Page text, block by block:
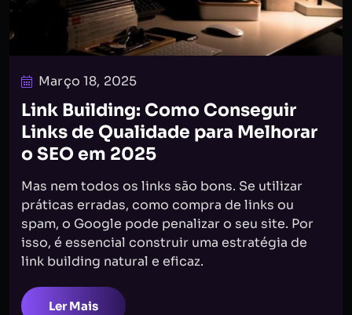
Março 18, 2025
Link Building: Como Conseguir
Links de Qualidade para Melhorar
o SEO em 2025
Mas nem todos os links são bons. Se utilizar
práticas erradas, como compra de links ou
spam, o Google pode penalizar o seu site. Por
isso, é essencial construir uma estratégia de
link building natural e eficaz.
Ler Mais